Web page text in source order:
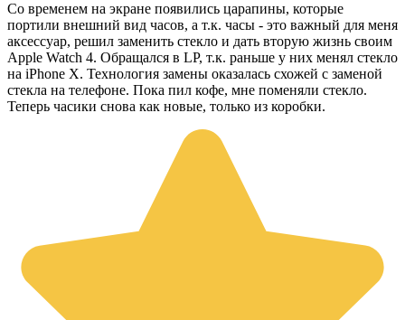
Со временем на экране появились царапины, которые
портили внешний вид часов, а т.к. часы - это важный для меня
аксессуар, решил заменить стекло и дать вторую жизнь своим
Apple Watch 4. Обращался в LP, т.к. раньше у них менял стекло
на iPhone X. Технология замены оказалась схожей с заменой
стекла на телефоне. Пока пил кофе, мне поменяли стекло.
Теперь часики снова как новые, только из коробки.